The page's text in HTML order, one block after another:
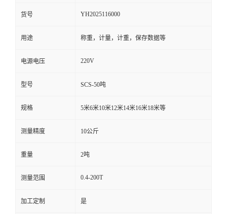
货号 YH2025116000
用途 称重，计量，计重，保存数据等
电源电压 220V
型号 SCS-50吨
规格 5米6米10米12米14米16米18米等
测量精度 10公斤
重量 2吨
测量范围 0.4-200T
加工定制 是